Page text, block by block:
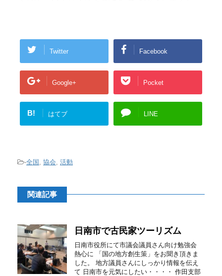
Twitter Facebook
Google+ Pocket
B! はてブ LINE
-全国 , 協会, 活動
関連記事
日南市で古民家ツーリズム
日南市役所にて市議会議員さん向け勉強会
熱心に 「国の地方創生策」をお聞き頂きま
した。 地方議員さんにしっかり情報を伝え
て 日南市を元気にしたい・・・・ 作田支部